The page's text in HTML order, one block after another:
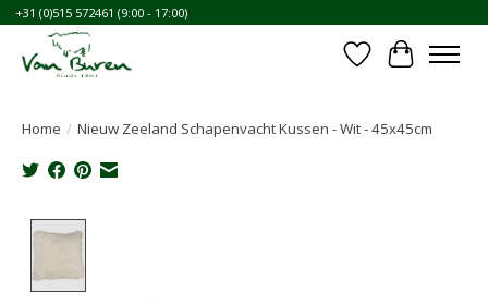
+31 (0)515 572461 (9:00 - 17:00)
Verlanglijst
Home / Nieuw Zeeland Schapenvacht Kussen - Wit - 45x45cm